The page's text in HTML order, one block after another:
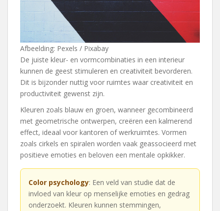
Afbeelding: Pexels / Pixabay
De juiste kleur- en vormcombinaties in een interieur
kunnen de geest stimuleren en creativiteit bevorderen.
Dit is bijzonder nuttig voor ruimtes waar creativiteit en
productiviteit gewenst zijn.
Kleuren zoals blauw en groen, wanneer gecombineerd
met geometrische ontwerpen, creëren een kalmerend
effect, ideaal voor kantoren of werkruimtes. Vormen
zoals cirkels en spiralen worden vaak geassocieerd met
positieve emoties en beloven een mentale opkikker.
Color psychology: Een veld van studie dat de
invloed van kleur op menselijke emoties en gedrag
onderzoekt. Kleuren kunnen stemmingen,